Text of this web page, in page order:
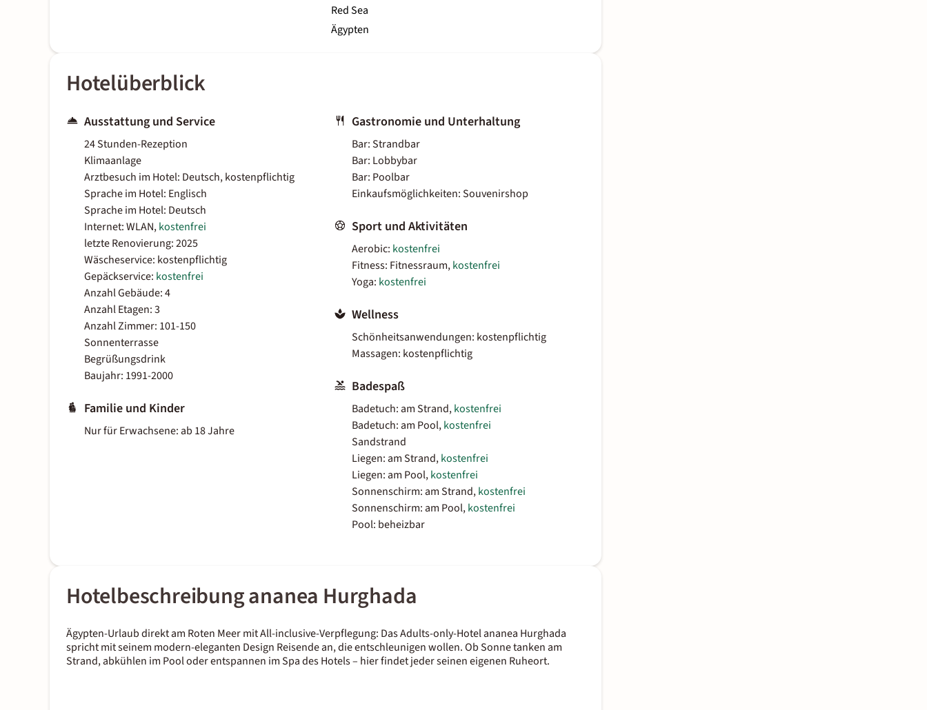
Red Sea
Ägypten
Hotelüberblick
Ausstattung und Service
24 Stunden-Rezeption
Klimaanlage
Arztbesuch im Hotel: Deutsch, kostenpflichtig
Sprache im Hotel: Englisch
Sprache im Hotel: Deutsch
Internet: WLAN,kostenfrei
letzte Renovierung: 2025
Wäscheservice: kostenpflichtig
Gepäckservice: kostenfrei
Anzahl Gebäude: 4
Anzahl Etagen: 3
Anzahl Zimmer: 101-150
Sonnenterrasse
Begrüßungsdrink
Baujahr: 1991-2000
Familie und Kinder
Nur für Erwachsene: ab 18 Jahre
Gastronomie und Unterhaltung
Bar: Strandbar
Bar: Lobbybar
Bar: Poolbar
Einkaufsmöglichkeiten: Souvenirshop
Sport und Aktivitäten
Aerobic: kostenfrei
Fitness: Fitnessraum,kostenfrei
Yoga: kostenfrei
Wellness
Schönheitsanwendungen: kostenpflichtig
Massagen: kostenpflichtig
Badespaß
Badetuch: am Strand,kostenfrei
Badetuch: am Pool,kostenfrei
Sandstrand
Liegen: am Strand,kostenfrei
Liegen: am Pool,kostenfrei
Sonnenschirm: am Strand,kostenfrei
Sonnenschirm: am Pool,kostenfrei
Pool: beheizbar
Hotelbeschreibung ananea Hurghada
Ägypten-Urlaub direkt am Roten Meer mit All-inclusive-Verpflegung: Das Adults-only-Hotel ananea Hurghada
spricht mit seinem modern-eleganten Design Reisende an, die entschleunigen wollen. Ob Sonne tanken am
Strand, abkühlen im Pool oder entspannen im Spa des Hotels – hier findet jeder seinen eigenen Ruheort.